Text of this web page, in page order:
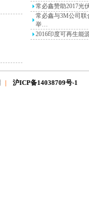
常必鑫赞助2017光
常必鑫与3M公司联
举…
2016印度可再生能
沪ICP备14038709号-1